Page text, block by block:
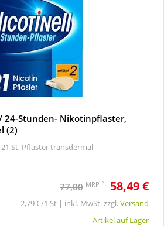
/ 24-Stunden- Nikotinpflaster,
(2)
21 St, Pflaster transdermal
77,00 MRP 2 58,49 €
2,79 €/1 St | inkl. MwSt. zzgl.Versand
Artikel auf Lager